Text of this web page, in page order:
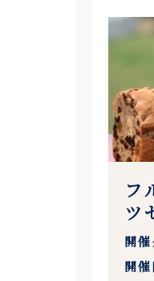
フ
ツ
開催
開催